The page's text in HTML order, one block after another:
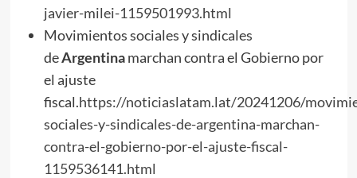
javier-milei-1159501993.html
Movimientos sociales y sindicales
deArgentinamarchan contra el Gobierno por
el ajuste
fiscal.https://noticiaslatam.lat/20241206/
sociales-y-sindicales-de-argentina-marchan-
contra-el-gobierno-por-el-ajuste-fiscal-
1159536141.html